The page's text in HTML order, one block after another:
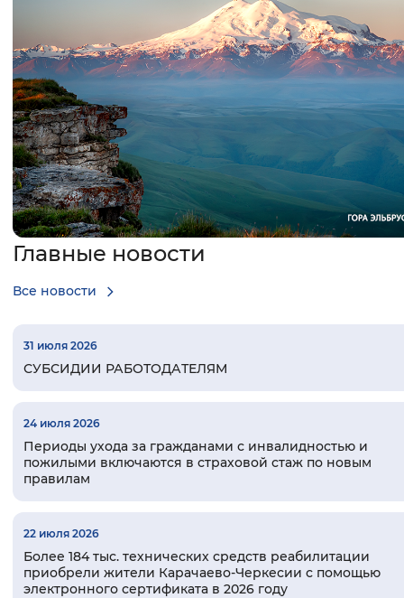
Цвет сайта
Монохромный Инверсивный
Синий фон
Изображения
Включены Выключены
Звуковой ассистент
Главные новости
Все новости
31 июля 2026
СУБСИДИИ РАБОТОДАТЕЛЯМ
24 июля 2026
Периоды ухода за гражданами с инвалидностью и
пожилыми включаются в страховой стаж по новым
правилам
22 июля 2026
Более 184 тыс. технических средств реабилитации
приобрели жители Карачаево-Черкесии с помощью
электронного сертификата в 2026 году